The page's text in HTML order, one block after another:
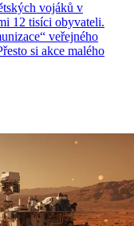
vojáků v
12 tisíci obyvateli.
veřejného
si akce malého